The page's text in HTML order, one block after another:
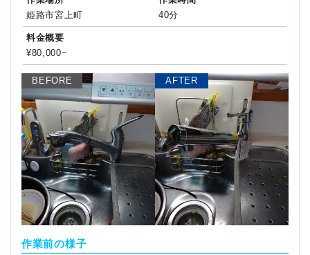
姫路市宮上町
40分
料金概要
¥80,000~
BEFORE AFTER
作業前の様子